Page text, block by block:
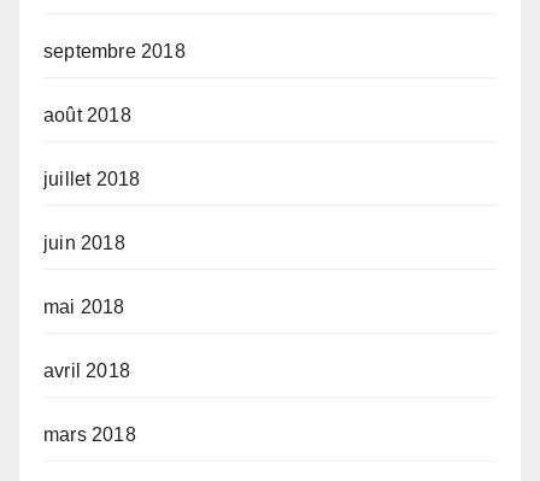
septembre 2018
août 2018
juillet 2018
juin 2018
mai 2018
avril 2018
mars 2018